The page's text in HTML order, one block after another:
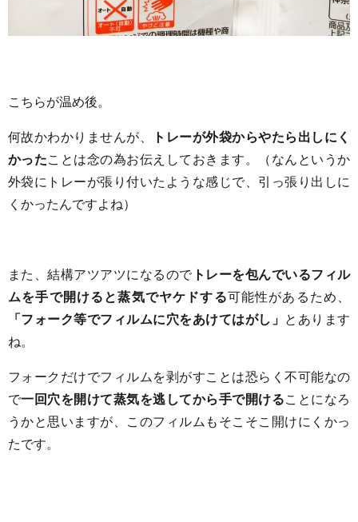
こちらが温め後。
何故かわかりませんが、
トレーが外袋からやたら出しにく
かったことは念の為お伝えしておきます。（なんというか
外袋にトレーが張り付いたような感じで、引っ張り出しに
くかったんですよね）
また、結構アツアツになるのでトレーを包んでいるフィル
ムを手で開けると蒸気でヤケドする可能性があるため、
「フォーク等でフィルムに穴をあけてはがし」 とあります
ね。
フォークだけでフィルムを剥がすことは恐らく不可能なの
で一回穴を開けて蒸気を逃してから手で開けることになろ
うかと思いますが、このフィルムもそこそこ開けにくかっ
たです。